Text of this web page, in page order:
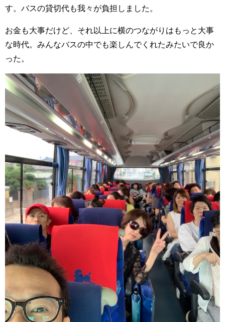
す。バスの貸切代も我々が負担しました。
お金も大事だけど、それ以上に横のつながりはもっと大事
な時代。みんなバスの中でも楽しんでくれたみたいで良か
った。